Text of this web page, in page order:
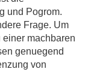
und Pogrom.
Frage. Um
machbaren
genuegend
von